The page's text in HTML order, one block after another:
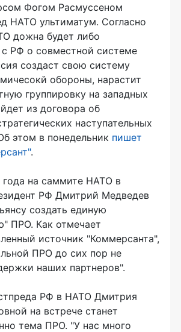
Фогом Расмуссеном
НАТО ультиматум. Согласно
дожна будет либо
с РФ о совместной системе
создаст свою систему
обороны, нарастит
группировку на западных
из договора об
наступательных
этом в понедельник пишет
.
года на саммите НАТО в
РФ Дмитрий Медведев
создать единую
ПРО. Как отмечает
источник "Коммерсанта",
ПРО до сих пор не
наших партнеров".
РФ в НАТО Дмитрия
на встрече станет
тема ПРО. "У нас много